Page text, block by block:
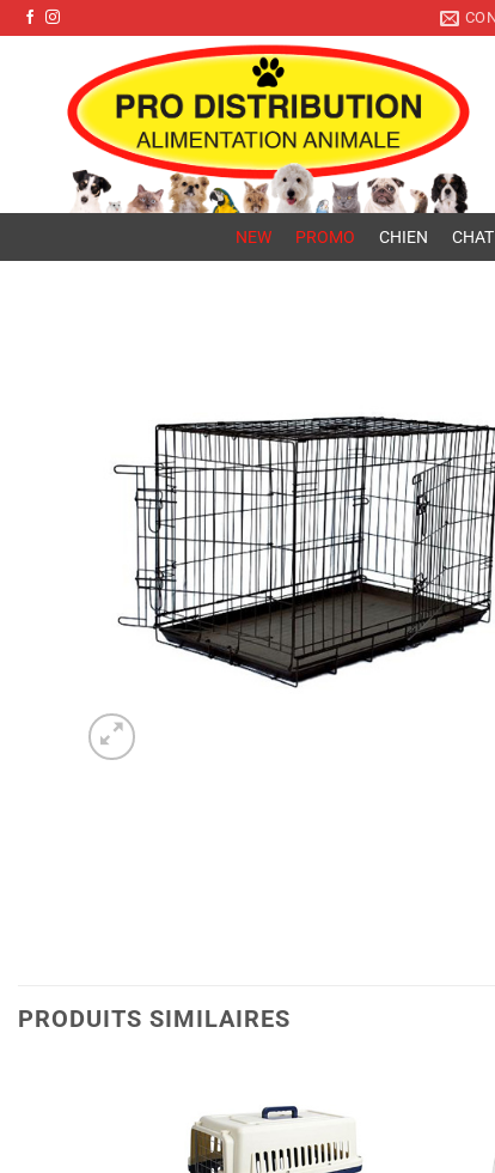
Pro Distribution
Passer
au
NEW PROMO CHIEN CHAT
de
PRODUITS SIMILAIRES
à la liste
de